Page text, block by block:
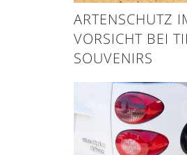
ARTENSCHUTZ
VORSICHT BEI
SOUVENIRS